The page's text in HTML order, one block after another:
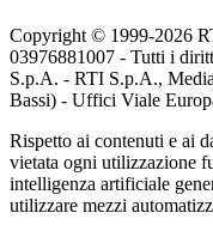
Copyright © 1999-2026
03976881007 - Tutti i
S.p.A. - RTI S.p.A.,
Bassi) - Uffici Viale
Rispetto ai contenuti e ai
vietata ogni utilizzazione
intelligenza artificiale
utilizzare mezzi